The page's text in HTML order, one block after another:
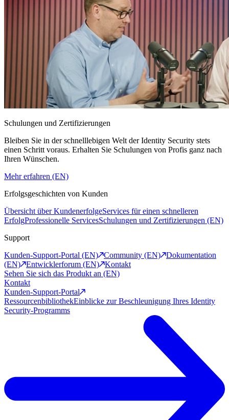
Schulungen und Zertifizierungen
Bleiben Sie in der schnelllebigen Welt der Identity Security stets
einen Schritt voraus. Erhalten Sie Schulungen von Profis ganz nach
Ihren Wünschen.
Mehr erfahren (EN)
Erfolgsgeschichten von Kunden
Übersicht über KundenerfolgeServices für einen schnelleren
ErfolgProfessionelle ServicesSchulungen und Zertifizierungen (EN)
Support
Kunden-Support-Portal (EN)
Community (EN)
Dokumentation
(EN)
Entwicklerforum (EN)
Kontakt
Sehen Sie sich das Produkt an (EN)
Kontakt
Kunden-Support-Portal
RessourcenbibliothekEinblicke zur Beschleunigung Ihres Identity
Security-Programms